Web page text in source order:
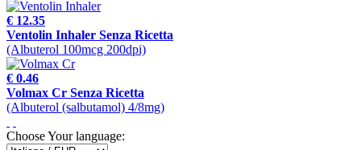
€ 12.35
Ventolin Inhaler Senza Ricetta
(Albuterol 100mcg 200dpi)
€ 0.46
Volmax Cr Senza Ricetta
(Albuterol (salbutamol) 4/8mg)
Choose Your language: